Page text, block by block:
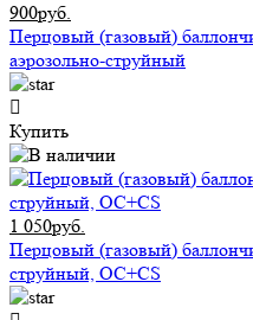
900руб.
Перцовый (газовый)
аэрозольно-струйный
Купить
1 050руб.
Перцовый (газовый)
струйный, ОC+CS